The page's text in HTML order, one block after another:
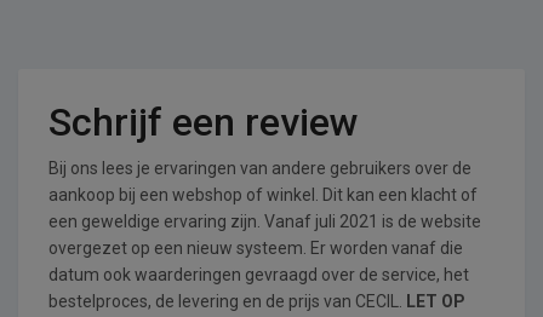
Schrijf een review
Bij ons lees je ervaringen van andere gebruikers over de
aankoop bij een webshop of winkel. Dit kan een klacht of
een geweldige ervaring zijn. Vanaf juli 2021 is de website
overgezet op een nieuw systeem. Er worden vanaf die
datum ook waarderingen gevraagd over de service, het
bestelproces, de levering en de prijs van CECIL.
LET OP